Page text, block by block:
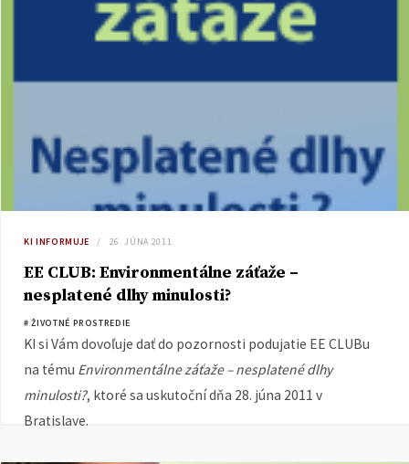
KI INFORMUJE 26. JÚNA 2011
EE CLUB: Environmentálne záťaže –
nesplatené dlhy minulosti?
# ŽIVOTNÉ PROSTREDIE
KI si Vám dovoľuje dať do pozornosti podujatie EE CLUBu
na tému Environmentálne záťaže – nesplatené dlhy
minulosti?, ktoré sa uskutoční dňa 28. júna 2011 v
Bratislave.